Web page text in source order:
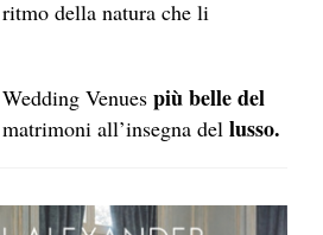
della natura che li
Venues più belle del
all’insegna del lusso.